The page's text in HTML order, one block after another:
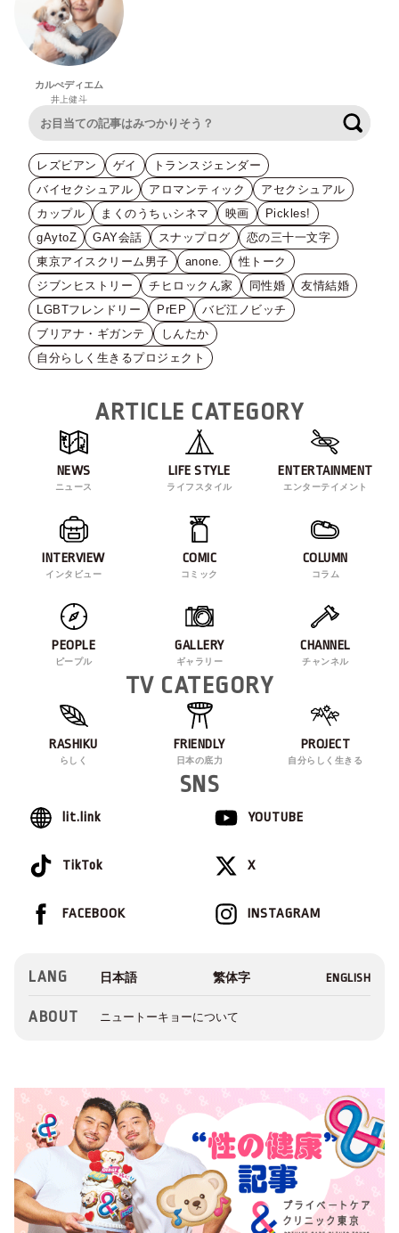
カルぺディエム
井上健斗
レズビアン ゲイ
トランスジェンダー
バイセクシュアル
アロマンティック
アセクシュアル
カップル
まくのうちぃシネマ 映画
Pickles!
gAytoZ
GAY会話 スナップログ
恋の三十一文字
東京アイスクリーム男子
anone.
性トーク
ジブンヒストリー
チヒロックん家 同性婚
友情結婚
LGBTフレンドリー
PrEP
バビ江ノビッチ
ブリアナ・ギガンテ
しんたか
自分らしく生きるプロジェクト
ARTICLE CATEGORY
NEWS
ニュース
LIFE STYLE
ライフスタイル
ENTERTAINMENT
エンターテイメント
INTERVIEW
インタビュー
COMIC
コミック
COLUMN
コラム
PEOPLE
ピープル
GALLERY
ギャラリー
CHANNEL
チャンネル
TV CATEGORY
RASHIKU
らしく
FRIENDLY
日本の底力
PROJECT
自分らしく生きる
SNS
lit.link YOUTUBE
TikTok X
INSTAGRAM
FACEBOOK
LANG
ABOUT ニュートーキョーについて